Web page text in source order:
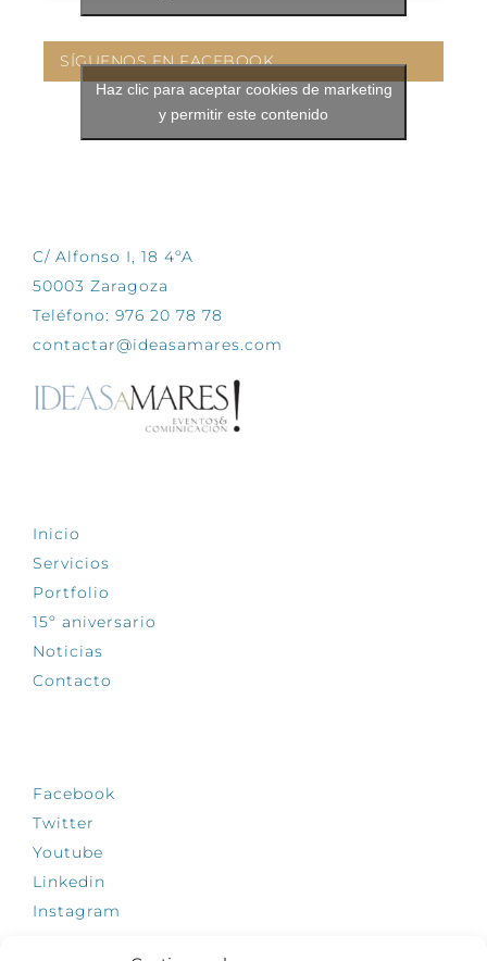
SÍGUENOS EN FACEBOOK
Haz clic para aceptar cookies de marketing
y permitir este contenido
C/ Alfonso I, 18 4ºA
50003 Zaragoza
Teléfono: 976 20 78 78
contactar@ideasamares.com
Inicio
Servicios
Portfolio
15º aniversario
Noticias
Contacto
Facebook
Twitter
Youtube
Linkedin
Instagram